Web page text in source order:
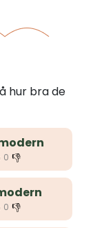
hur bra de
0 👎
0 👎